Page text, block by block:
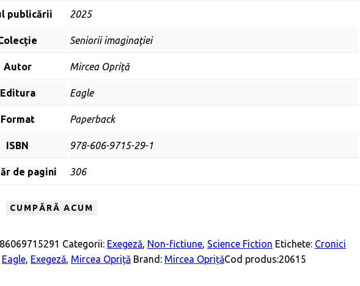
publicării 2025
Seniorii imaginației
Autor Mircea Opriță
Editura Eagle
Format Paperback
ISBN 978-606-9715-29-1
de pagini 306
CUMPĂRĂ ACUM
Categorii: Exegeză, Non-fictiune, Science Fiction Etichete: Cronici
Eagle, Exegeză, Mircea Opriță Brand: Mircea OprițăCod produs:20615